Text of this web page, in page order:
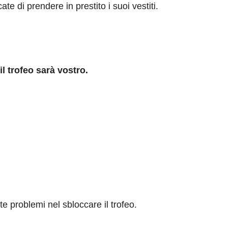
di prendere in prestito i suoi vestiti.
trofeo sarà vostro.
problemi nel sbloccare il trofeo.